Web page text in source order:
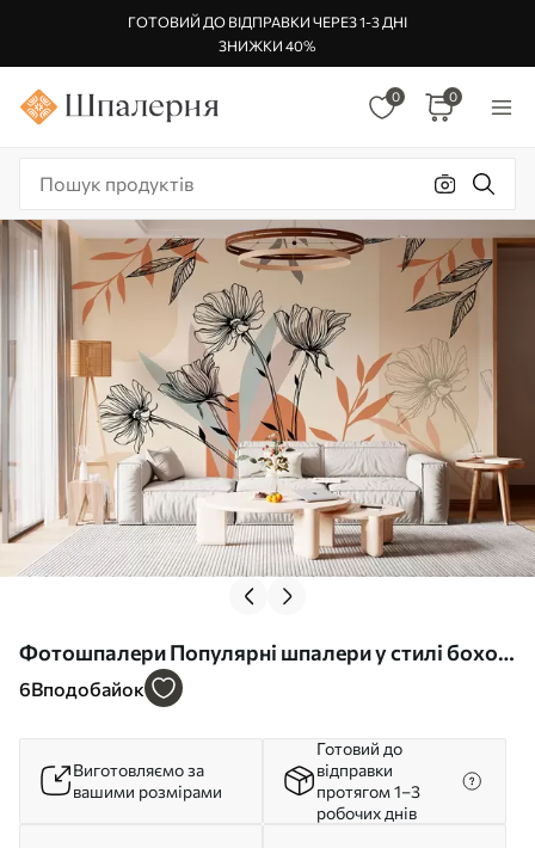
ГОТОВИЙ ДО ВІДПРАВКИ ЧЕРЕЗ 1-3 ДНІ
ЗНИЖКИ 40%
0 0
Фотошпалери Популярні шпалери у стилі бохо з
квітами u97028
6Вподобайок
Виготовляємо за
вашими розмірами
Готовий до
відправки
протягом 1–3
робочих днів